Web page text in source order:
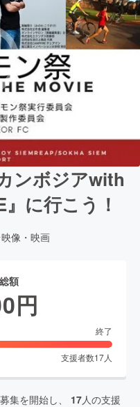
ンボジアwith
に行こう！
映像・映画
額
円
終了
支援者数17人
集を開始し、 17人の支援